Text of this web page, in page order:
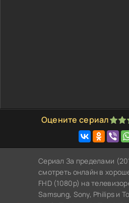
Оцените сериал
1 2 3 4 5
Сериал За пределами
смотреть онлайн в
FHD (1080p) на
Samsung, Sony, Philips и